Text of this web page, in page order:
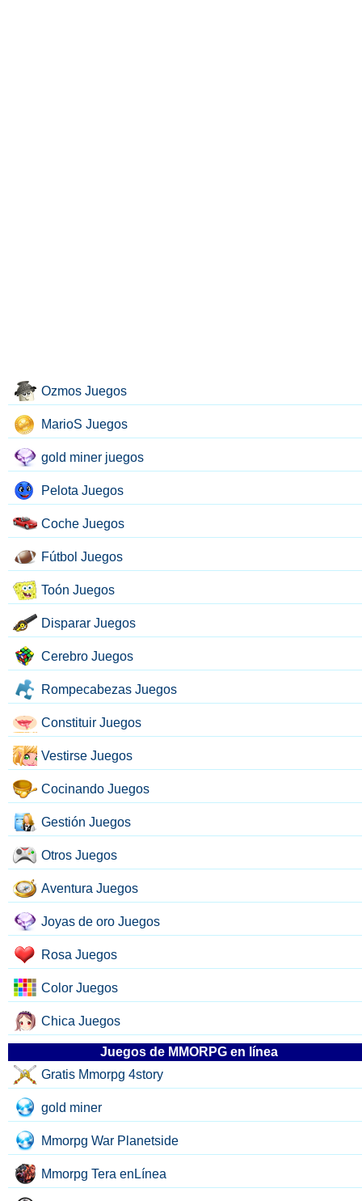
Ozmos Juegos
MarioS Juegos
gold miner juegos
Pelota Juegos
Coche Juegos
Fútbol Juegos
Toón Juegos
Disparar Juegos
Cerebro Juegos
Rompecabezas Juegos
Constituir Juegos
Vestirse Juegos
Cocinando Juegos
Gestión Juegos
Otros Juegos
Aventura Juegos
Joyas de oro Juegos
Rosa Juegos
Color Juegos
Chica Juegos
Juegos de MMORPG en línea
Gratis Mmorpg 4story
gold miner
Mmorpg War Planetside
Mmorpg Tera enLínea